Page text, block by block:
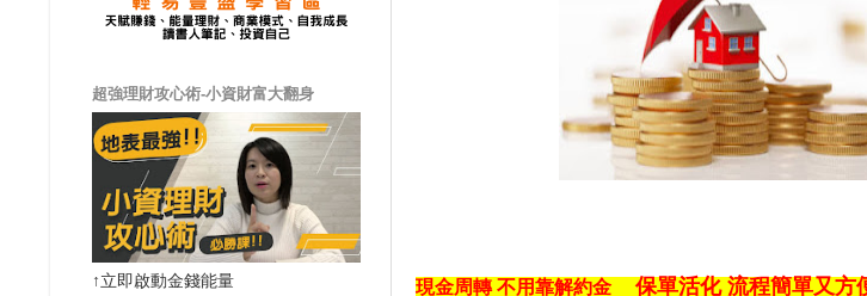
現金周轉 不用靠解約金 保單活化 流程簡單又方
超強理財攻心術-小資財富大翻身
↑立即啟動金錢能量